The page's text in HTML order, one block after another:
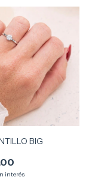
BIG
interés